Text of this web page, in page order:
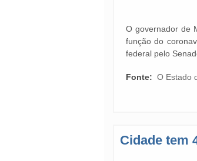
O governador de
função do
federal pelo
Fonte: O Estado
Cidade tem